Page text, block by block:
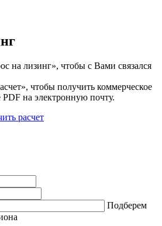
на лизинг», чтобы с Вами связался
чтобы получить коммерческое
на электронную почту.
расчет
Подберем